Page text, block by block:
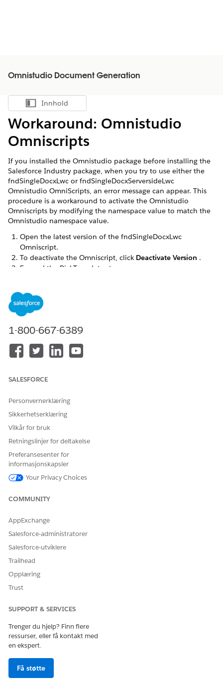
Omnistudio Document Generation
Vis innholdsfortegnelse
Innhold
Workaround: Omnistudio
Omniscripts
If you installed the Omnistudio package before installing the
Salesforce Industry package, when you try to use either the
fndSingleDocxLwc or fndSingleDocxServersideLwc
Omnistudio OmniScripts, an error message can appear. This
procedure is a workaround to activate the Omnistudio
Omniscripts by modifying the namespace value to match the
Omnistudio namespace value.
Open the latest version of the fndSingleDocxLwc
Omniscript.
To deactivate the Omniscript, click Deactivate Version .
Expand the PickTemplate step.
Component Name
Repeat the steps for the fndSingleDocxServersideLwc
1-800-667-6389
SALESFORCE
Personvernerklæring
Sikkerhetserklæring
Vilkår for bruk
Retningslinjer for deltakelse
Preferansesenter for
informasjonskapsler
Your Privacy Choices
COMMUNITY
AppExchange
Salesforce-administratorer
Salesforce-utviklere
Trailhead
Opplæring
Trust
SUPPORT & SERVICES
Trenger du hjelp? Finn flere
ressurser, eller få kontakt med
en ekspert.
Få støtte